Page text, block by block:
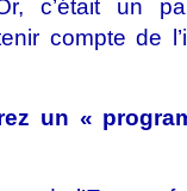
c’était un
compte de
un «